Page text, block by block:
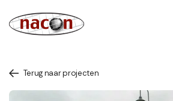
Terug naar projecten